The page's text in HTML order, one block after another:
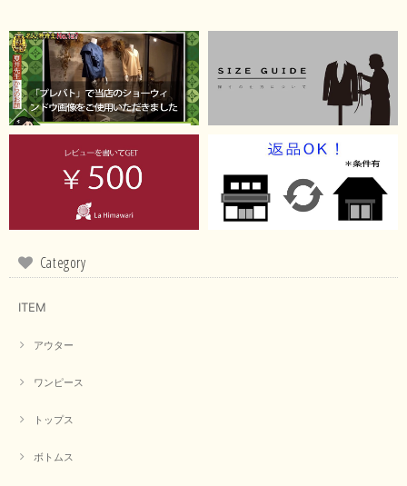
またのご来店お待ちしております。
【RILATO／リラート】袖ギャザーシャツ（イエロー）
2026/05/21
イエローと表示ありますが、黄緑っぽい気がします
この度は商品のお買い上げ誠にありがとうございました。 仰
る通り、ブランドでのカラー表記はイエローですが。 実際は
境や見る人の判断の違いで誤差がでてしまうと思います。 ご
指摘ありがとうございました。 又のご来店お待ちしておりま
Category
ITEM
アウター
ワンピース
トップス
ボトムス